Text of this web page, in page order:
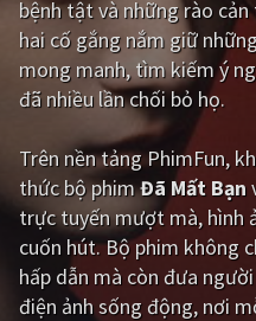
Giật gân
Bí ẩn
Viễn Tây
GameShow
QUỐC GIA
Âu - Mỹ
bệnh tật và những rào
hai cố gắng nắm giữ
mong manh, tìm kiếm ý
đã nhiều lần chối bỏ họ.
Trên nền tảngPhimFun,
thức bộ phimĐã Mất Bạn
trực tuyến mượt mà, hình
cuốn hút. Bộ phim không
hấp dẫn mà còn đưa
điện ảnh sống động, nơi